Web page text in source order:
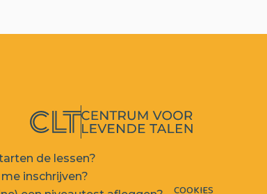
de lessen?
inschrijven?
COOKIES